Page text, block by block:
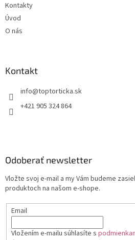
Kontakty
Úvod
O nás
Kontakt
+421 905 324 864
Odoberať newsletter
Vložte svoj e-mail a my Vám budeme
produktoch na našom e-shope.
Email
Vložením e-mailu súhlasíte s